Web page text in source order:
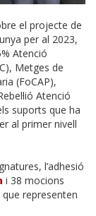
el projecte de
per al 2023,
Atenció
Metges de
(FoCAP),
Atenció
suports que ha
al primer nivell
l’adhesió
i 38 mocions
representen